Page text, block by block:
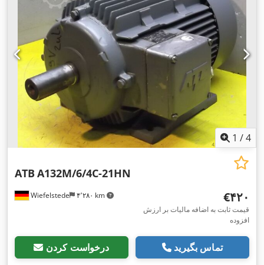
1 /4
Wiefelstede ۴٬۲۸۰ km
ATB A132M/6/4C-21HN
‎€۴۲۰
قیمت ثابت به اضافه مالیات بر ارزش
افزوده
درخواست کردن تماس بگیرید